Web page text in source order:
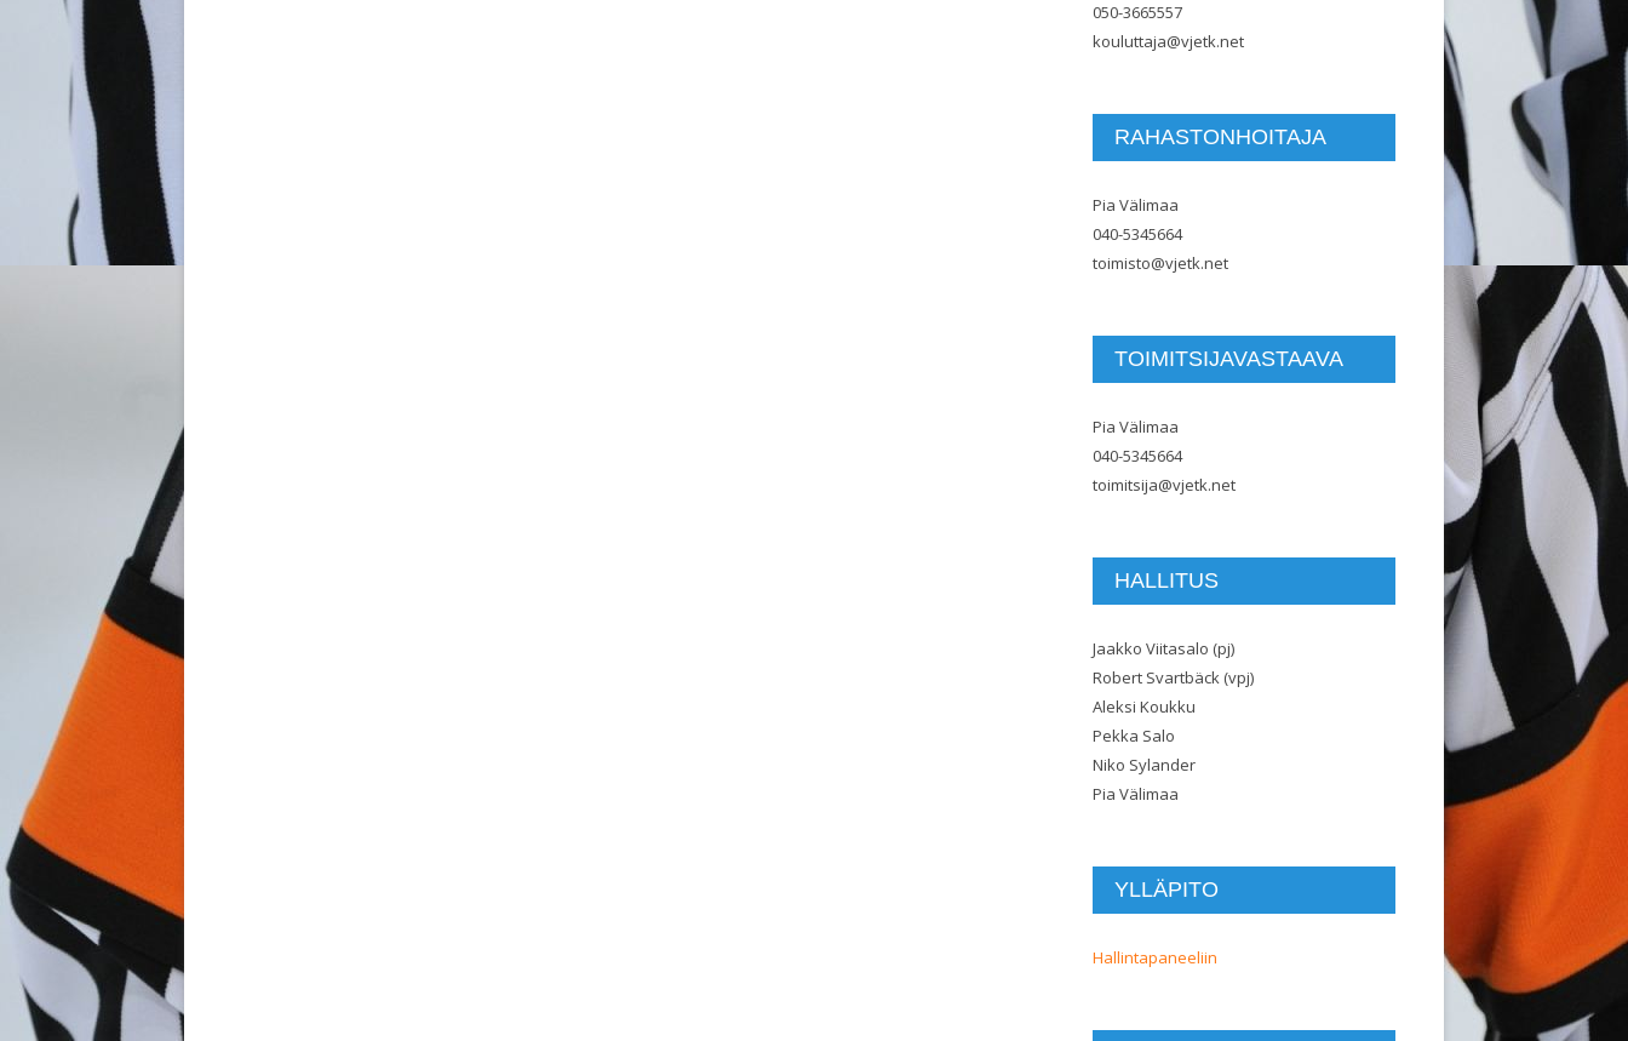
050-3665557
kouluttaja@vjetk.net
RAHASTONHOITAJA
Pia Välimaa
040-5345664
toimisto@vjetk.net
TOIMITSIJAVASTAAVA
Pia Välimaa
040-5345664
toimitsija@vjetk.net
HALLITUS
Jaakko Viitasalo (pj)
Robert Svartbäck (vpj)
Aleksi Koukku
Pekka Salo
Niko Sylander
Pia Välimaa
YLLÄPITO
Hallintapaneeliin